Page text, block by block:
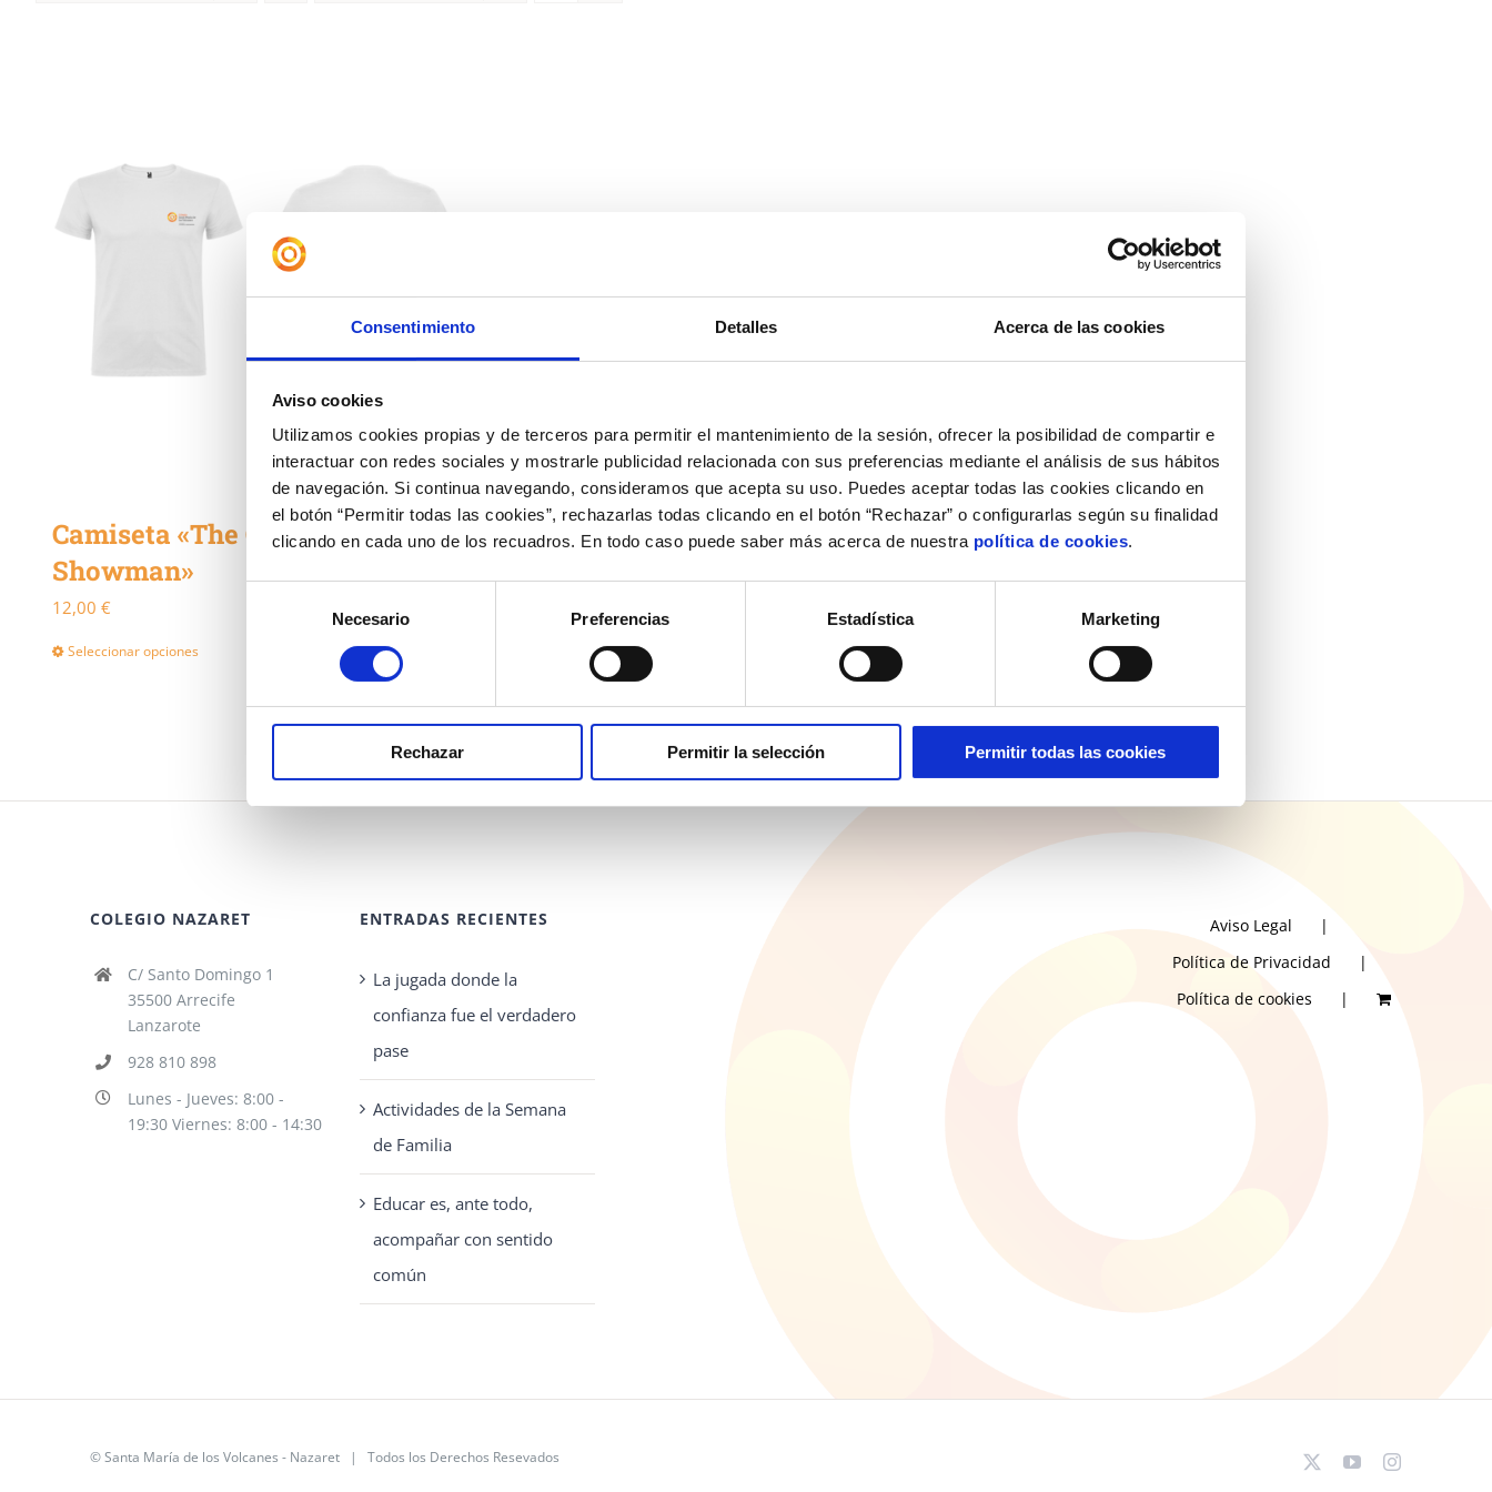
Consentimiento Detalles Acerca de las cookies
Aviso cookies
Utilizamos cookies propias y de terceros para permitir el mantenimiento de la sesión, ofrecer la posibilidad de compartir e
interactuar con redes sociales y mostrarle publicidad relacionada con sus preferencias mediante el análisis de sus hábitos
de navegación. Si continua navegando, consideramos que acepta su uso. Puedes aceptar todas las cookies clicando en
el botón “Permitir todas las cookies”, rechazarlas todas clicando en el botón “Rechazar” o configurarlas según su finalidad
clicando en cada uno de los recuadros. En todo caso puede saber más acerca de nuestra política de cookies.
consentimiento
Necesario Preferencias Estadística Marketing
Rechazar Permitir la selección Permitir todas las cookies
Camiseta «The Greatest
Showman»
12,00 €
Seleccionar opcionesEste
variantes.
elegir
en
de
COLEGIO NAZARET
C/ Santo Domingo 1
35500 Arrecife
Lanzarote
928 810 898
Lunes - Jueves: 8:00 -
19:30 Viernes: 8:00 - 14:30
ENTRADAS RECIENTES
La jugada donde la
confianza fue el verdadero
pase
Actividades de la Semana
de Familia
Educar es, ante todo,
acompañar con sentido
común
Aviso Legal
Política de Privacidad
Política de cookies
©Santa María de los Volcanes - Nazaret | Todos los Derechos Resevados YouTubeInstagram